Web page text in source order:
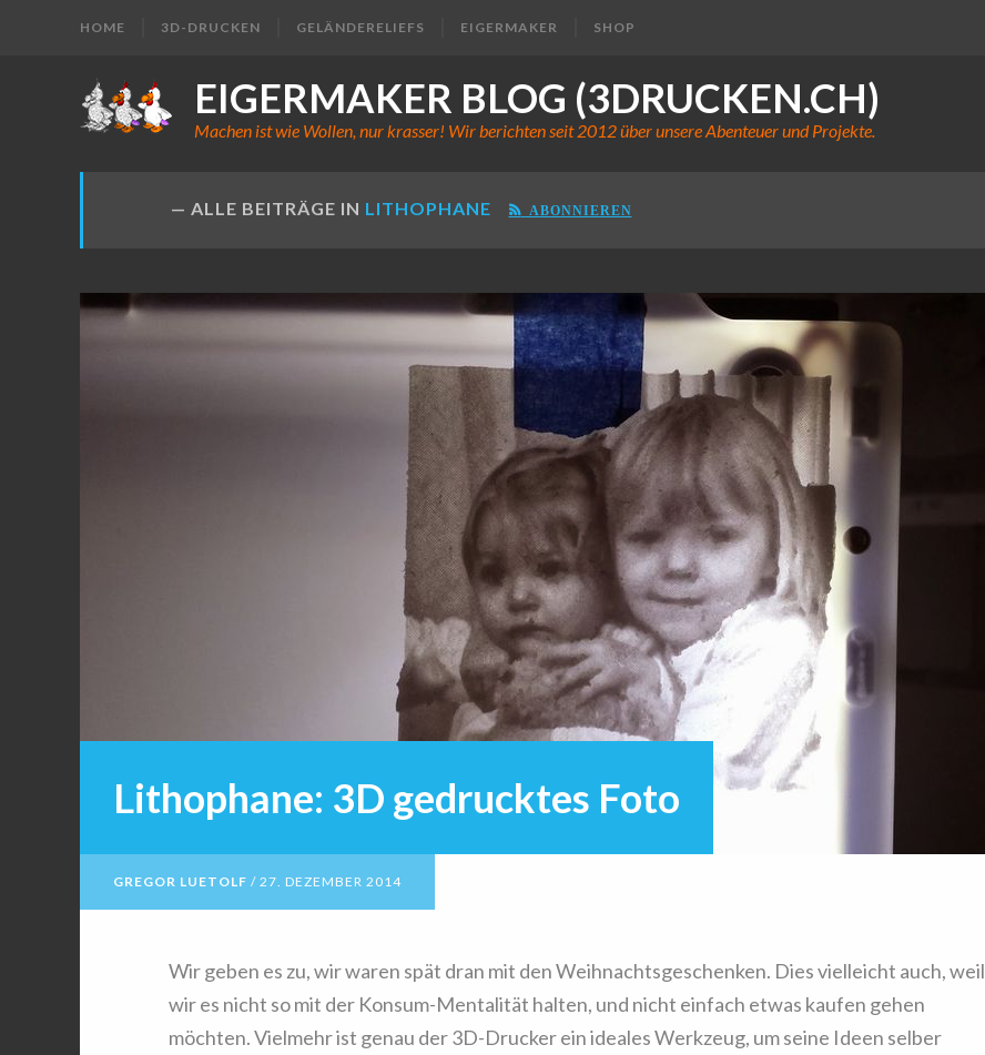
HOME 3D-DRUCKEN GELÄNDERELIEFS EIGERMAKER SHOP
EIGERMAKER BLOG (3DRUCKEN.CH)
Machen ist wie Wollen, nur krasser! Wir berichten seit 2012 über unsere Abenteuer und Projekte.
ALLE BEITRÄGE IN LITHOPHANE ABONNIEREN
Lithophane: 3D gedrucktes Foto
GREGOR LUETOLF / 27. DEZEMBER 2014
Wir geben es zu, wir waren spät dran mit den Weihnachtsgeschenken. Dies vielleicht auch, weil
wir es nicht so mit der Konsum-Mentalität halten, und nicht einfach etwas kaufen gehen
möchten. Vielmehr ist genau der 3D-Drucker ein ideales Werkzeug, um seine Ideen selber